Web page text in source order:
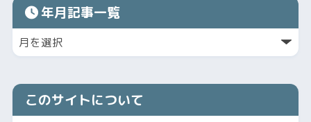
年月記事一覧
このサイトについて